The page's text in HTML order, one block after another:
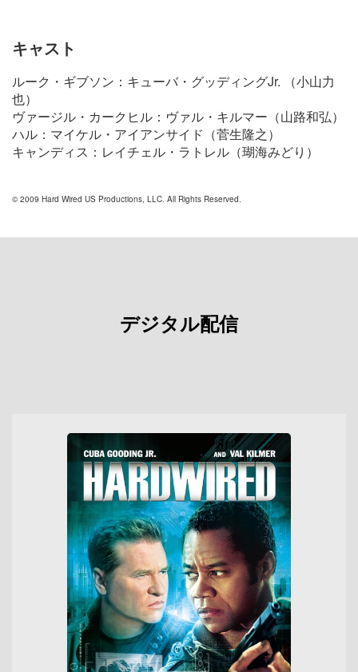
キャスト
ルーク・ギブソン：キューバ・グッディングJr. （小山力
也）
ヴァージル・カークヒル：ヴァル・キルマー（山路和弘）
ハル：マイケル・アイアンサイド（菅生隆之）
キャンディス：レイチェル・ラトレル（瑚海みどり）
© 2009 Hard Wired US Productions, LLC. All Rights Reserved.
デジタル配信